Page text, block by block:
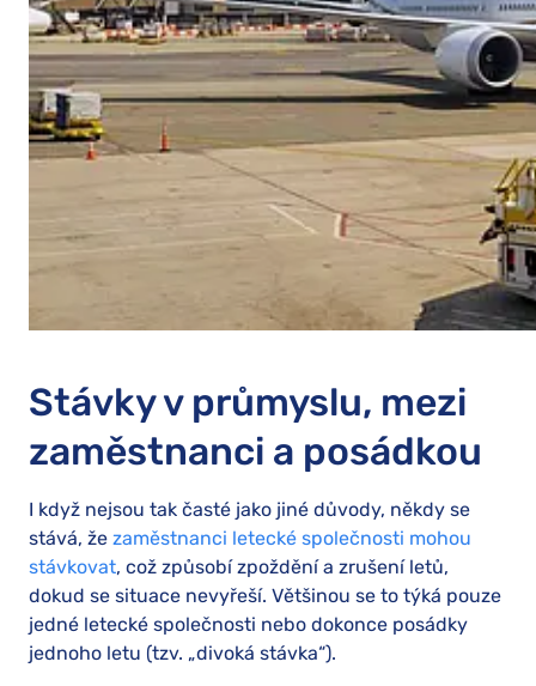
Stávky v průmyslu, mezi
zaměstnanci a posádkou
I když nejsou tak časté jako jiné důvody, někdy se
stává, že zaměstnanci letecké společnosti mohou
stávkovat, což způsobí zpoždění a zrušení letů,
dokud se situace nevyřeší. Většinou se to týká pouze
jedné letecké společnosti nebo dokonce posádky
jednoho letu (tzv. „divoká stávka“).